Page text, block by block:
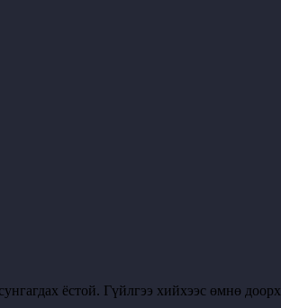
ёстой. Гүйлгээ хийхээс өмнө